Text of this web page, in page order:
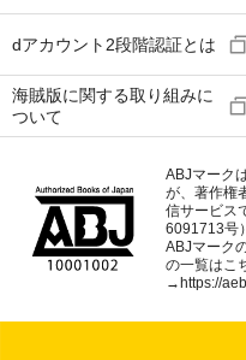
dアカウント2段階認証とは
海賊版に関する取り組みに
ついて
ABJマーク
が、著作権
信サービス
6091713号
ABJマーク
の一覧はこ
→https://